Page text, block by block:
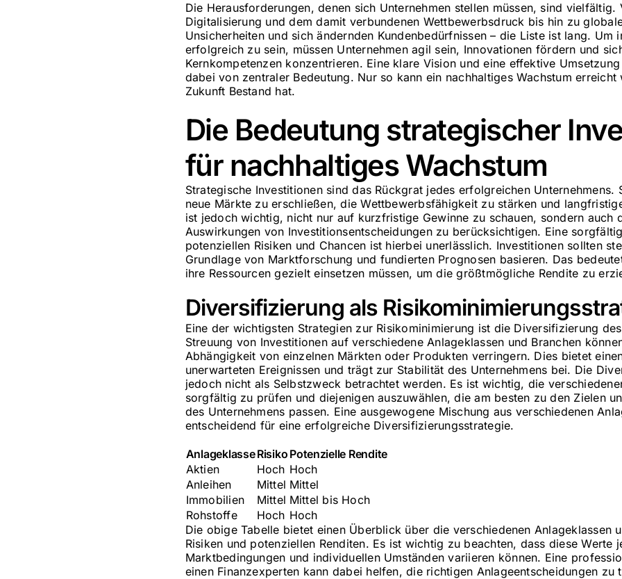
Die Herausforderungen, denen sich Unternehmen stellen müssen, sind vielfältig.
Digitalisierung und dem damit verbundenen Wettbewerbsdruck bis hin zu
Unsicherheiten und sich ändernden Kundenbedürfnissen – die Liste ist lang. Um
erfolgreich zu sein, müssen Unternehmen agil sein, Innovationen fördern und
Kernkompetenzen konzentrieren. Eine klare Vision und eine effektive
dabei von zentraler Bedeutung. Nur so kann ein nachhaltiges Wachstum
Zukunft Bestand hat.
Die Bedeutung strategischer
für nachhaltiges Wachstum
Strategische Investitionen sind das Rückgrat jedes erfolgreichen Unternehmens.
neue Märkte zu erschließen, die Wettbewerbsfähigkeit zu stärken und
ist jedoch wichtig, nicht nur auf kurzfristige Gewinne zu schauen, sondern auch
Auswirkungen von Investitionsentscheidungen zu berücksichtigen. Eine
potenziellen Risiken und Chancen ist hierbei unerlässlich. Investitionen sollten
Grundlage von Marktforschung und fundierten Prognosen basieren. Das
ihre Ressourcen gezielt einsetzen müssen, um die größtmögliche Rendite zu
Diversifizierung als
Eine der wichtigsten Strategien zur Risikominimierung ist die Diversifizierung
Streuung von Investitionen auf verschiedene Anlageklassen und Branchen
Abhängigkeit von einzelnen Märkten oder Produkten verringern. Dies bietet
unerwarteten Ereignissen und trägt zur Stabilität des Unternehmens bei. Die
jedoch nicht als Selbstzweck betrachtet werden. Es ist wichtig, die
sorgfältig zu prüfen und diejenigen auszuwählen, die am besten zu den Zielen
des Unternehmens passen. Eine ausgewogene Mischung aus verschiedenen
entscheidend für eine erfolgreiche Diversifizierungsstrategie.
AnlageklasseRisiko Potenzielle Rendite
Aktien
Hoch Hoch
Anleihen
Mittel Mittel
Immobilien
Mittel Mittel bis Hoch
Rohstoffe
Hoch Hoch
Die obige Tabelle bietet einen Überblick über die verschiedenen Anlageklassen
Risiken und potenziellen Renditen. Es ist wichtig zu beachten, dass diese Werte
Marktbedingungen und individuellen Umständen variieren können. Eine
einen Finanzexperten kann dabei helfen, die richtigen Anlageentscheidungen zu